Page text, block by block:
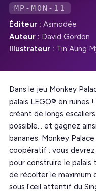
MP-MON-11
Éditeur : Asmodée
Auteur : David Gordon
Illustrateur : Tin Aung
Dans le jeu Monkey
palais LEGO® en ruines
créant de longs
possible… et gagnez
bananes. Monkey
coopératif : vous
pour construire le palais
de récolter le maximum
sous l’œil attentif du